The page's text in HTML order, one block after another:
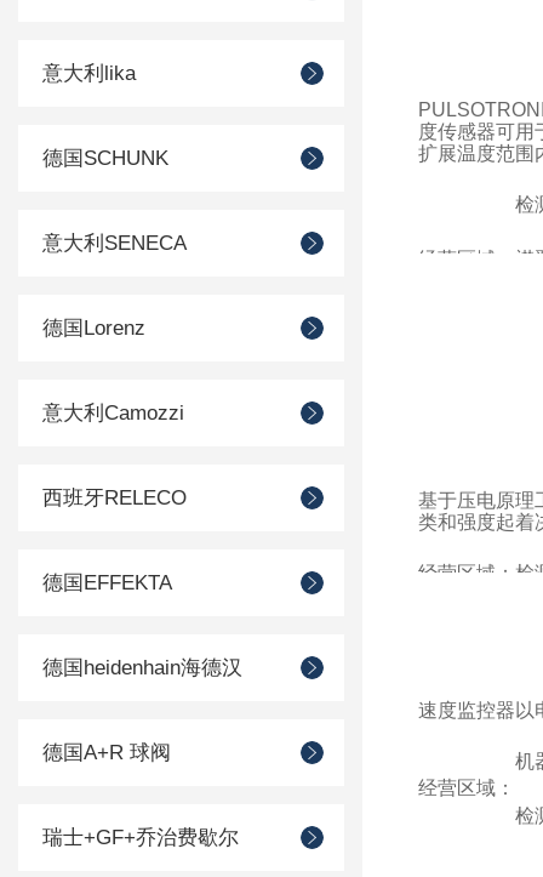
意大利lika
德国SCHUNK
意大利SENECA
德国Lorenz
意大利Camozzi
西班牙RELECO
德国EFFEKTA
德国heidenhain海德汉
德国A+R 球阀
瑞士+GF+乔治费歇尔
度传感器可用
扩展温度范围
经营区域：
检
襟
基于压电原理
类和强度起着
经营区域： 检
速度监控器以
经营区域：
机
检